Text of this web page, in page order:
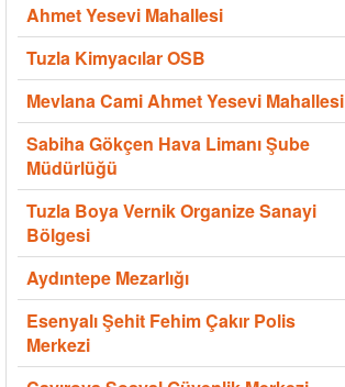
Ahmet Yesevi Mahallesi
Tuzla Kimyacılar OSB
Mevlana Cami Ahmet Yesevi Mahallesi
Sabiha Gökçen Hava Limanı Şube
Müdürlüğü
Tuzla Boya Vernik Organize Sanayi
Bölgesi
Aydıntepe Mezarlığı
Esenyalı Şehit Fehim Çakır Polis
Merkezi